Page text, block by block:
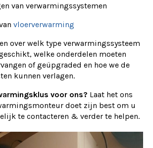
van verwarmingssystemen
vloerverwarming
over welk type verwarmingssysteem
welke onderdelen moeten
of geüpgraded en hoe we de
kunnen verlagen.
voor ons? Laat het ons
doet zijn best om u
te contacteren & verder te helpen.